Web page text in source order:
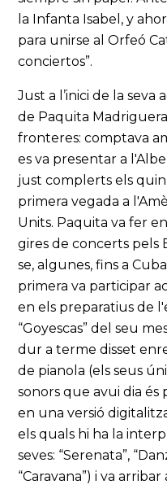
la Infanta Isabel, y
para unirse al Orfeó
conciertos”.
Just a l’inici de la seva
de Paquita
fronteres: comptava
es va presentar a
just complerts els
primera vegada a
Units. Paquita va fer
gires de concerts pels
se, algunes, fins a
primera va participar
en els preparatius de
“Goyescas” del seu
dur a terme disset
de pianola (els seus
sonors que avui dia és
en una versió
els quals hi ha la
seves: “Serenata”,
“Caravana”) i va